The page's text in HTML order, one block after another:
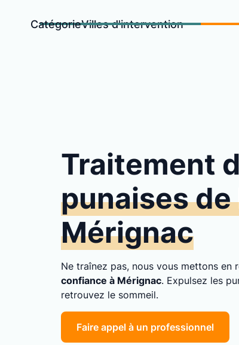
CatégorieVilles d'intervention
Traitement
punaises de
Mérignac
Ne traînez pas, nous vous mettons en
confiance à Mérignac. Expulsez les
retrouvez le sommeil.
Faire appel à un professionnel